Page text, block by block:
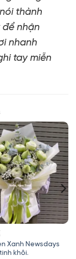
thành
nhận
nhanh
tay miễn
Xanh Newsdays
khôi.